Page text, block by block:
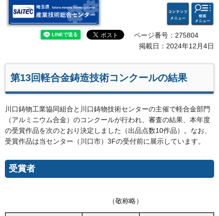
埼玉県 産業技術総合セン
コンテ
ンツメ
ニュー
検索・
共通メ
ニュー
ページ番号：275804
掲載日：2024年12月4日
第13回軽合金鋳造技術コンクールの結果
川口鋳物工業協同組合と川口鋳物技術センターの主催で軽合金部門
（アルミニウム合金）のコンクールが行われ、審査の結果、本年度
の受賞作品を次のとおり決定しました（出品点数10作品）。なお、
受賞作品は当センター（川口市）3Fの受付前に展示しています。
受賞者
（敬称略）